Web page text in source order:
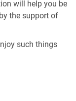
will help you be
the support of
such things